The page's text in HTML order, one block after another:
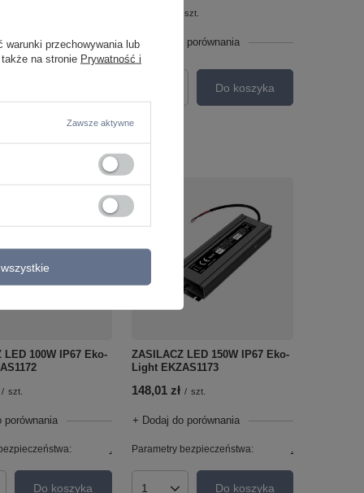
porównania
szt.
+ Dodaj do porównania
Ilość produktówDo koszyka
LED 100W IP67 Eko-
/ szt.
porównania
Do koszyka
ZASILACZ LED 150W IP67 Eko-
Light EKZAS1173
148,01 zł / szt.
+ Dodaj do porównania
Parametry bezpieczeństwa:
Do koszyka
warunki przechowywania lub
na stronie Prywatność i
Zawsze aktywne